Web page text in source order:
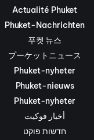
Actualité Phuket
Phuket-Nachrichten
푸켓 뉴스
プーケットニュース
Phuket-nyheter
Phuket-nieuws
Phuket-nyheter
أخبار فوكيت
חדשות פוקט